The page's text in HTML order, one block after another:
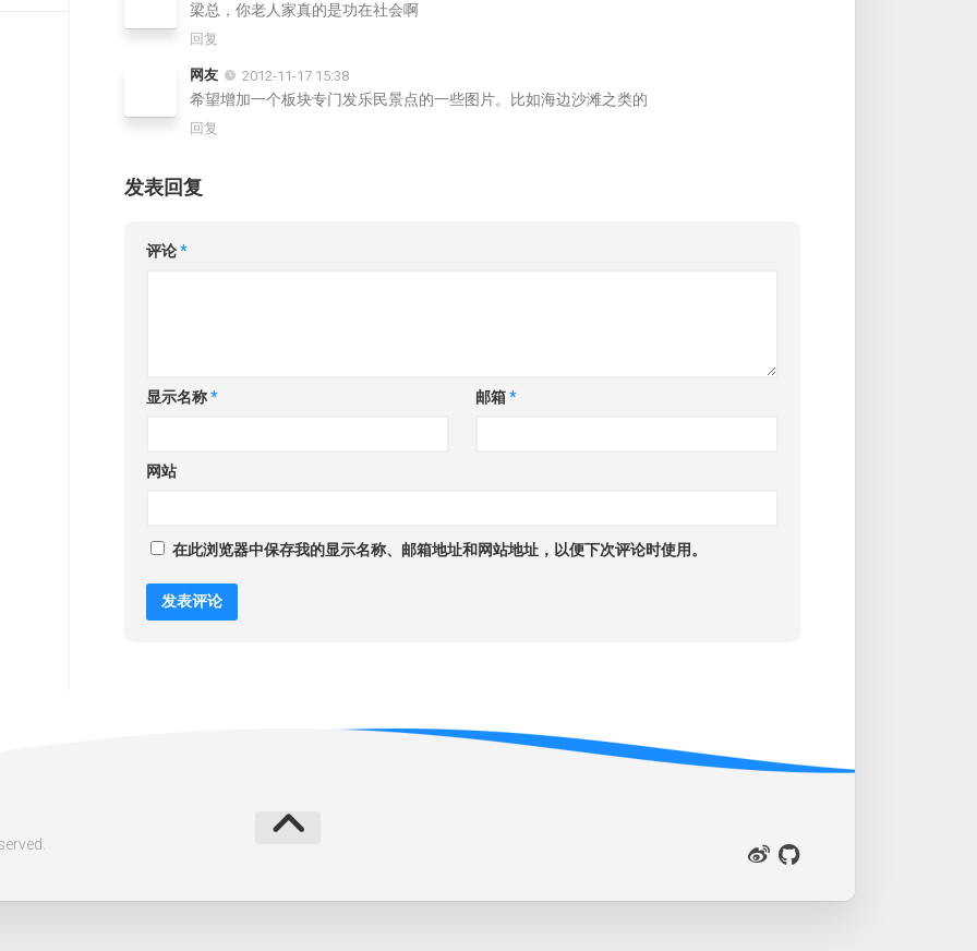
梁总，你老人家真的是功在社会啊
回复
网友 2012-11-17 15:38
希望增加一个板块专门发乐民景点的一些图片。比如海边沙滩之类的
回复
发表回复
评论*
显示名称* 邮箱*
网站
在此浏览器中保存我的显示名称、邮箱地址和网站地址，以便下次评论时使用。